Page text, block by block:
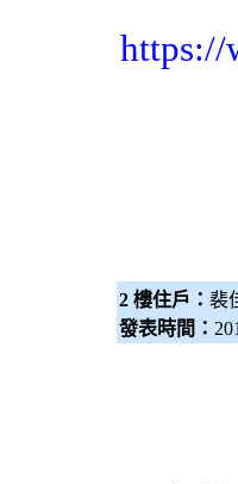
https://
2 樓住戶： 裴
發表時間：